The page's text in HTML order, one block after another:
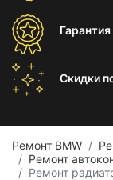
Гарантия
Скидки
Ремонт BMW
Ремонт
Ремонт